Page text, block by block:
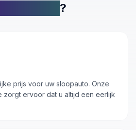
?
prijs voor uw sloopauto. Onze
zorgt ervoor dat u altijd een eerlijk